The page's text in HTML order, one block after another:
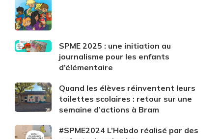
SPME 2025 : une initiation au
journalisme pour les enfants
d’élémentaire
Quand les élèves réinventent leurs
toilettes scolaires : retour sur une
semaine d’actions à Bram
#SPME2024 L’Hebdo réalisé par des